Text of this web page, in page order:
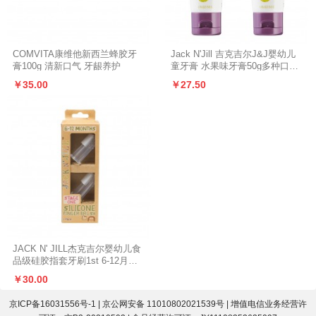
COMVITA康维他新西兰蜂胶牙
膏100g 清新口气 牙龈养护
￥35.00
Jack N'Jill 吉克吉尔J&J婴幼儿
童牙膏 水果味牙膏50g多种口味
￥27.50
JACK N' JILL杰克吉尔婴幼儿食
品级硅胶指套牙刷1st 6-12月宝
￥30.00
京ICP备16031556号-1 | 京公网安备 11010802021539号 | 增值电信业务经营许